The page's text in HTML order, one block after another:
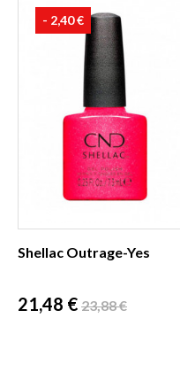
Shellac Outrage-Yes
Prix
21,48 €Prix
23,88 €
- 2,40 €